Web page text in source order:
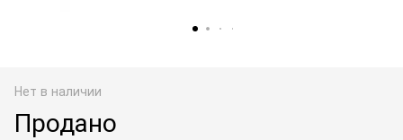
Нет в наличии
Продано